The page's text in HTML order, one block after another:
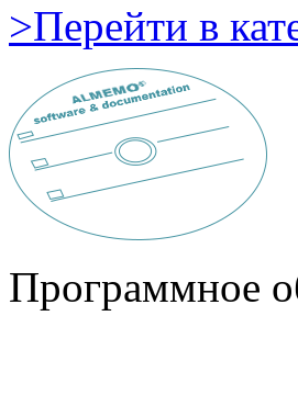
>Перейти в
Программное